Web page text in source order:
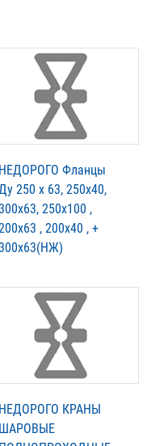
НЕДОРОГО Фланцы
250 х 63, 250х40,
250х100 ,
, 200х40 , +
НЕДОРОГО КРАНЫ
ШАРОВЫЕ